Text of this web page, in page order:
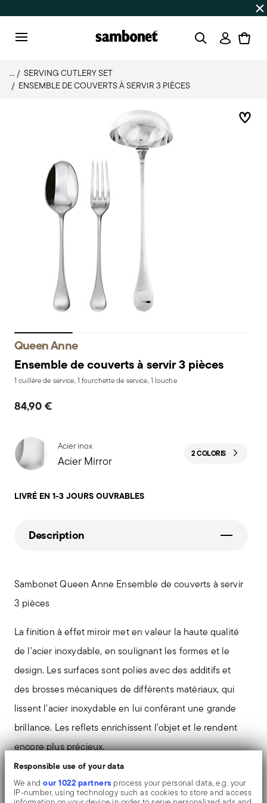
Responsible use of your data
We andour 1022 partners process your personal data, e.g. your
IP-number, using technology such as cookies to store and access
Jusqu'à -50% | Commandes du 7 au 16
...
SERVING CUTLERY SET
ENSEMBLE DE COUVERTS À SERVIR 3 PIÈCES
Queen Anne
Ensemble de couverts à servir 3 pièces
1 cuillère de service, 1 fourchette de service, 1 louche
84,90 €
Acier inox
Acier Mirror 2 COLORIS
LIVRÉ EN 1-3 JOURS OUVRABLES
Description
Sambonet Queen Anne Ensemble de couverts à servir
3 pièces
La finition à effet miroir met en valeur la haute qualité
de l'acier inoxydable, en soulignant les formes et le
design. Les surfaces sont polies avec des additifs et
des brosses mécaniques de différents matériaux, qui
lissent l'acier inoxydable en lui conférant une grande
brillance. Les reflets enrichissent l'objet et le rendent
encore plus précieux.
Le couteau monobloc est fabriqué en une seule pièce
d'acier. Contrairement au couteau à manche creux, qui